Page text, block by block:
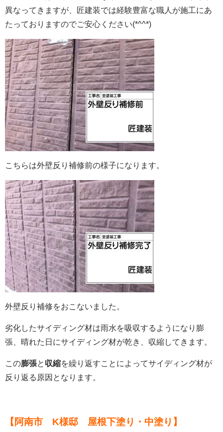
異なってきますが、匠建装では経験豊富な職人が施工にあ
たっておりますのでご安心ください(*^^*)
こちらは外壁反り補修前の様子になります。
外壁反り補修をおこないました。
劣化したサイディング材は雨水を吸収するようになり膨
張、 晴れた日にサイディング材が乾き、収縮してきます。
この膨張と 収縮を繰り返すことによってサイディング材が
反り返る原因となります。
【阿南市 K様邸 屋根下塗り・中塗り】